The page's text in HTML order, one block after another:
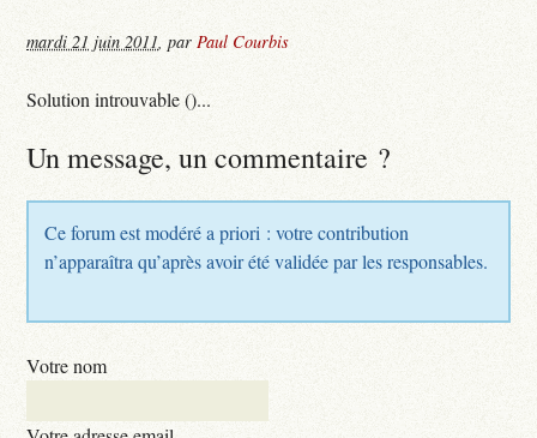
mardi 21 juin 2011,parPaul Courbis
Solution introuvable ()...
Un message, un commentaire ?
Ce forum est modéré a priori : votre contribution
n’apparaîtra qu’après avoir été validée par les responsables.
Votre nom